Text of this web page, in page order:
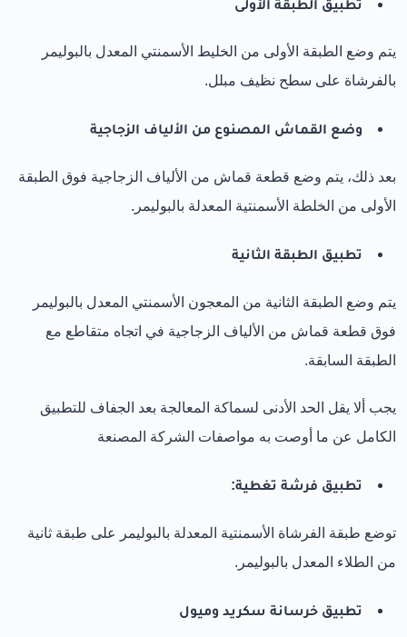
تطبيق الطبقة الأولى
يتم وضع الطبقة الأولى من الخليط الأسمنتي المعدل بالبوليمر
بالفرشاة على سطح نظيف مبلل.
وضع القماش المصنوع من الألياف الزجاجية
بعد ذلك، يتم وضع قطعة قماش من الألياف الزجاجية فوق الطبقة
الأولى من الخلطة الأسمنتية المعدلة بالبوليمر.
تطبيق الطبقة الثانية
يتم وضع الطبقة الثانية من المعجون الأسمنتي المعدل بالبوليمر
فوق قطعة قماش من الألياف الزجاجية في اتجاه متقاطع مع
الطبقة السابقة.
يجب ألا يقل الحد الأدنى لسماكة المعالجة بعد الجفاف للتطبيق
الكامل عن ما أوصت به مواصفات الشركة المصنعة
تطبيق فرشة تغطية:
توضع طبقة الفرشاة الأسمنتية المعدلة بالبوليمر على طبقة ثانية
من الطلاء المعدل بالبوليمر.
تطبيق خرسانة سكريد وميول